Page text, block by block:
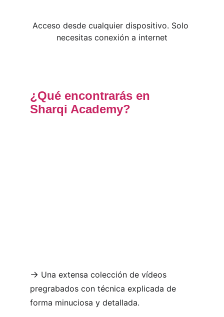
Acceso desde cualquier dispositivo. Solo
necesitas conexión a internet
¿Qué encontrarás en
Sharqi Academy?
-> Una extensa colección de vídeos
pregrabados con técnica explicada de
forma minuciosa y detallada.